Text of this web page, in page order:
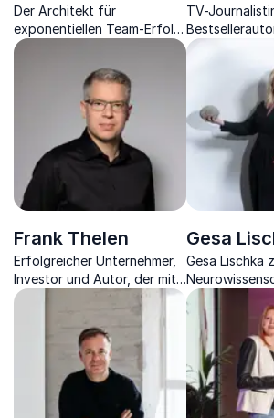
Der Architekt für
exponentiellen Team-Erfolg
- Experte für exponentielle
Innovation, KI-
Transformation und High-
Performance-Leadership
TV-
Schwerpunkt
Themen
Frank Thelen
Erfolgreicher Unternehmer,
Investor und Autor, der mit
seinen Erfahrungen aus der
Startup-Welt inspiriert.
Gesa
Gesa Lischka
Marketing und
und Marken
machen.